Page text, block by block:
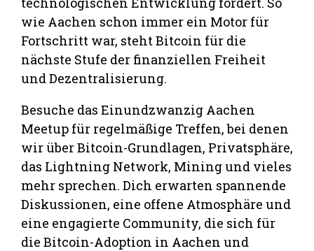
wie Aachen schon immer ein Motor für
Fortschritt war, steht Bitcoin für die
nächste Stufe der finanziellen Freiheit
und Dezentralisierung.
Besuche das Einundzwanzig Aachen
Meetup für regelmäßige Treffen, bei denen
wir über Bitcoin-Grundlagen, Privatsphäre,
das Lightning Network, Mining und vieles
mehr sprechen. Dich erwarten spannende
Diskussionen, eine offene Atmosphäre und
eine engagierte Community, die sich für
die Bitcoin-Adoption in Aachen und